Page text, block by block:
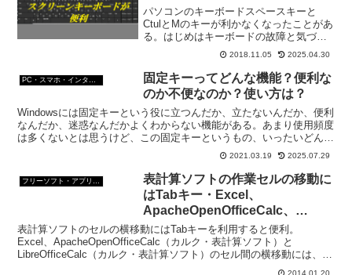
パソコンのキーボードスペースキーと
CtulとMのキーが利かなくなったことがあ
る。はじめはキーボードの故障と気づか
ずパソコンそのものが壊れたのかと思っ
た。で、試してみたのがWindowsPCに標
準で装備されているスクリーンキーボー
ド。
2018.11.05 2025.04.30
固定キーってどんな機能？便利な
のか不便なのか？使い方は？
Windowsには固定キーという役に立つんだか、立たないんだか、便利
なんだか、迷惑なんだかよくわからない機能がある。あまり使用頻度
は多くないとは思うけど、この固定キーというもの、いったいどんな
2021.03.19 2025.07.29
フリーソフト・アプリ・Webサービス
表計算ソフトの作業セルの移動に
はTabキー・Excel、
ApacheOpenOfficeCalc、
LibreOfficeCalc
表計算ソフトのセルの横移動にはTabキーを利用すると便利。
Excel、ApacheOpenOfficeCalc（カルク・表計算ソフト）と
LibreOfficeCalc（カルク・表計算ソフト）のセル間の横移動には、い
2014.01.20